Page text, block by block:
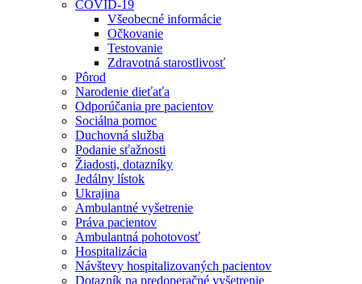
COVID-19
Všeobecné informácie
Očkovanie
Testovanie
Zdravotná starostlivosť
Pôrod
Narodenie dieťaťa
Odporúčania pre pacientov
Sociálna pomoc
Duchovná služba
Podanie sťažnosti
Žiadosti, dotazníky
Jedálny lístok
Ukrajina
Ambulantné vyšetrenie
Práva pacientov
Ambulantná pohotovosť
Hospitalizácia
Návštevy hospitalizovaných pacientov
Dotazník na predoperačné vyšetrenie